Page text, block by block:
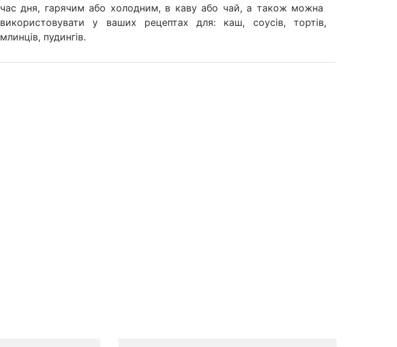
час дня, гарячим або холодним, в каву або чай, а також можна
використовувати у ваших рецептах для: каш, соусів, тортів,
млинців, пудингів.